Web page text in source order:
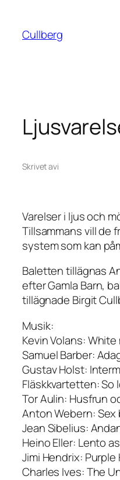
innehåll
Cullberg
Skrivet avi
Varelser i ljus och
Tillsammans vill de
system som kan
Baletten tillägnas
efterGamla Barn,
tillägnade Birgit
Musik:
Kevin Volans:White
Samuel Barber:
Gustav Holst:
Fläskkvartetten:So
Tor Aulin: Husfrun
Anton Webern:Sex
Jean Sibelius:
Heino Eller: Lento
Jimi Hendrix: Purple
Charles Ives:The